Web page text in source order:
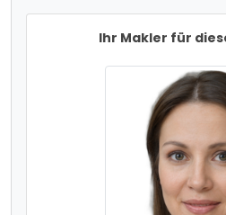
Ihr Makler für